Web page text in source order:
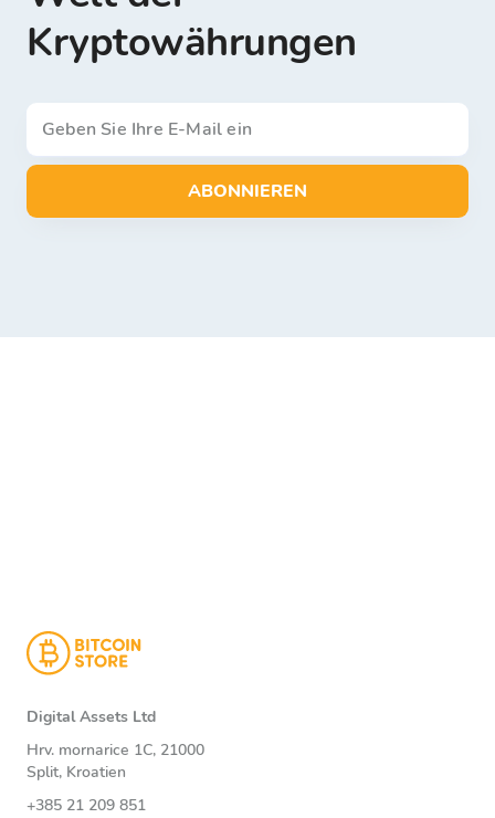
Kryptowährungen
ABONNIEREN
Digital Assets Ltd
Hrv. mornarice 1C, 21000
Split, Kroatien
+385 21 209 851